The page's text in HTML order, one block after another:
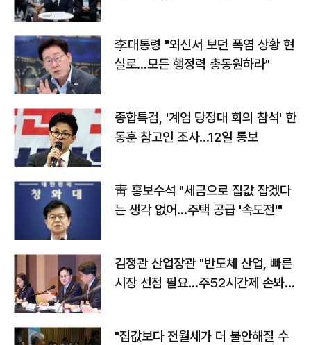
李대통령 "외신서 보던 폭염 상황 현
실로…모든 행정력 총동원하라"
종합특검, '계엄 당정대 회의 참석' 한
동훈 참고인 조사...12일 통보
靑 홍보수석 "세금으로 집값 잡겠다
는 생각 없어…주택 공급 '속도전'"
김정관 산업장관 "반도체 산업, 빠른
시장 선점 필요…주52시간제 손봐
"집값보다 전월세가 더 불안해질 수